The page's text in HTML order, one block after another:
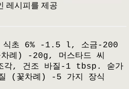
레시피를 제공
초 6% -1.5 l, 소금-200
례) -20g, 머스타드 씨
각, 건조 바질-1 tbsp. 숟가
(꽃차례) -5 가지 장식